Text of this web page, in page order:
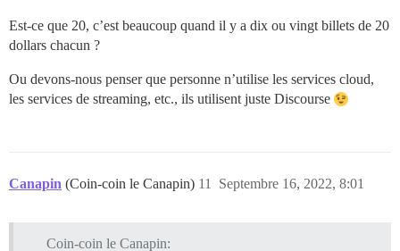
Est-ce que 20, c’est beaucoup quand il y a dix ou vingt billets de 20
dollars chacun ?
Ou devons-nous penser que personne n’utilise les services cloud,
les services de streaming, etc., ils utilisent juste Discourse
Canapin (Coin-coin le Canapin) Septembre 16, 2022, 8:01
11
Coin-coin le Canapin: